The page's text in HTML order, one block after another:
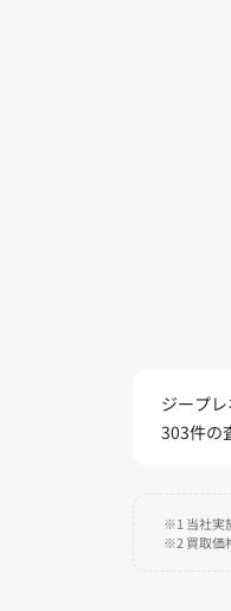
ジープ
303件の
※1 当社実
※2 買取価